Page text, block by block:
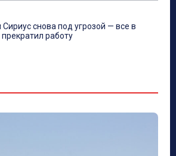
снова под угрозой — все в
работу